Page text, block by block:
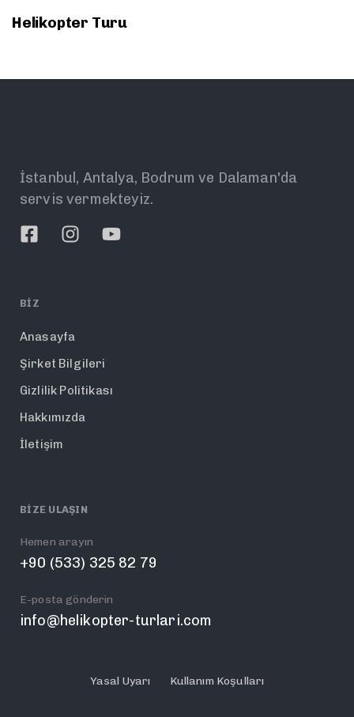
Helikopter Turu
İstanbul, Antalya, Bodrum ve Dalaman'da
servis vermekteyiz.
BIZ
Anasayfa
Şirket Bilgileri
Gizlilik Politikası
Hakkımızda
İletişim
BIZE ULAŞIN
Hemen arayın
+90 (533) 325 82 79
E-posta gönderin
info@helikopter-turlari.com
Yasal Uyarı Kullanım Koşulları